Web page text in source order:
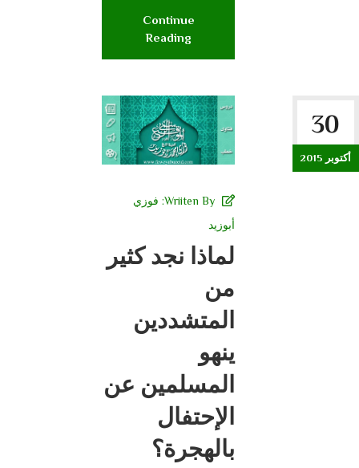
Continue
Reading
30
أكتوبر 2015
Wriiten By: فوزي
أبوزيد
لماذا نجد كثير
من
المتشددين
ينهو
المسلمين عن
الإحتفال
بالهجرة؟